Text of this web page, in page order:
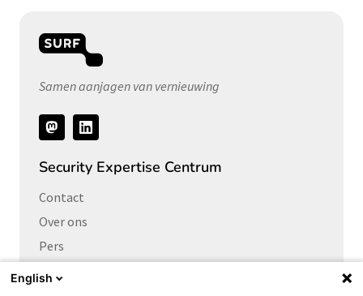
Samen aanjagen van vernieuwing
Volg
ons
Security Expertise Centrum
Contact
Over ons
Pers
Vacatures
English